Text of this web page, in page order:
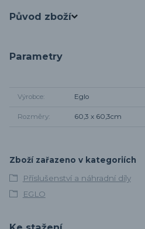
Původ zboží
Parametry
Výrobce Eglo
Rozměry 60,3 x 60,3cm
Zboží zařazeno v kategoriích
Příslušenství a náhradní díly
EGLO